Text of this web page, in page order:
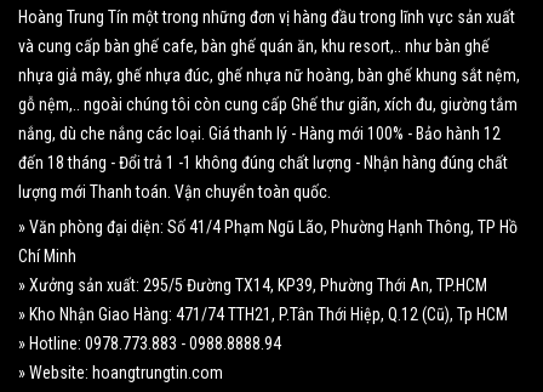
Hoàng Trung Tín một trong những đơn vị hàng đầu trong lĩnh vực sản xuất
và cung cấp bàn ghế cafe, bàn ghế quán ăn, khu resort,.. như bàn ghế
nhựa giả mây, ghế nhựa đúc, ghế nhựa nữ hoàng, bàn ghế khung sắt nệm,
gỗ nệm,.. ngoài chúng tôi còn cung cấp Ghế thư giãn, xích đu, giường tắm
nắng, dù che nắng các loại. Giá thanh lý - Hàng mới 100% - Bảo hành 12
đến 18 tháng - Đổi trả 1 -1 không đúng chất lượng - Nhận hàng đúng chất
lượng mới Thanh toán. Vận chuyển toàn quốc.
» Văn phòng đại diện: Số 41/4 Phạm Ngũ Lão, Phường Hạnh Thông, TP Hồ
Chí Minh
» Xưởng sản xuất: 295/5 Đường TX14, KP39, Phường Thới An, TP.HCM
» Kho Nhận Giao Hàng: 471/74 TTH21, P.Tân Thới Hiệp, Q.12 (Cũ), Tp HCM
» Hotline: 0978.773.883 - 0988.8888.94
» Website: hoangtrungtin.com